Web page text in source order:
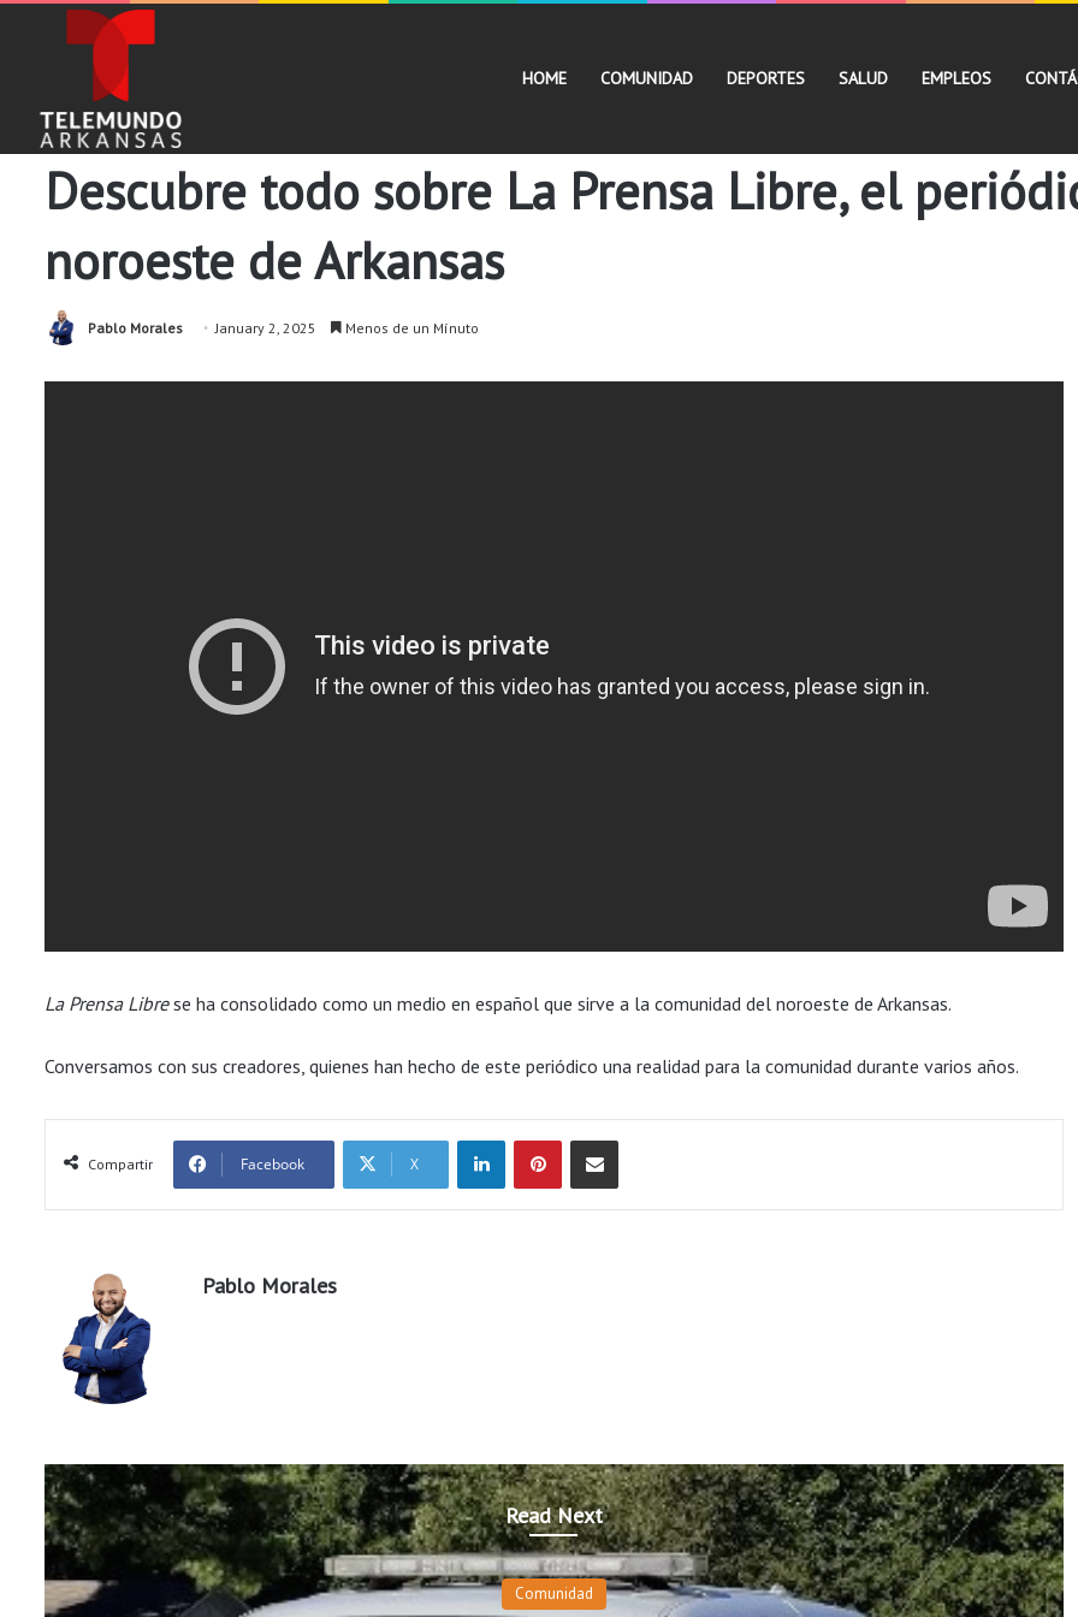
HOME COMUNIDAD DEPORTES SALUD EMPLEOS
Comunidad Noticias
Descubre todo sobre La Prensa Libre, el
noroeste de Arkansas
Pablo Morales January 2, 2025 Menos de un Mínuto
La Prensa Librese ha consolidado como un medio en español que sirve a la comunidad del noroeste de Arkansas.
Conversamos con sus creadores, quienes han hecho de este periódico una realidad para la comunidad durante varios años.
Compartir Facebook X
Pablo Morales
Read Next
Comunidad